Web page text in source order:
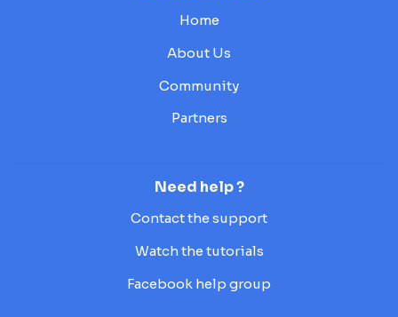
Home
About Us
Community
Partners
Need help ?
Contact the support
Watch the tutorials
Facebook help group